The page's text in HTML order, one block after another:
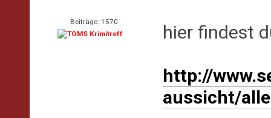
Beiträge: 1570 hier findest
http://
aussicht/